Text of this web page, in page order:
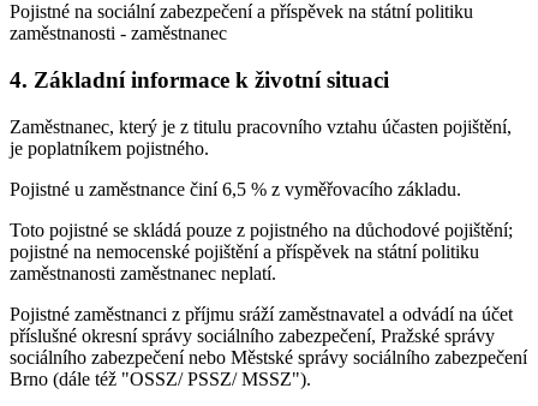
Pojistné na sociální zabezpečení a příspěvek na státní politiku
zaměstnanosti - zaměstnanec
4. Základní informace k životní situaci
Zaměstnanec, který je z titulu pracovního vztahu účasten pojištění,
je poplatníkem pojistného.
Pojistné u zaměstnance činí 6,5 % z vyměřovacího základu.
Toto pojistné se skládá pouze z pojistného na důchodové pojištění;
pojistné na nemocenské pojištění a příspěvek na státní politiku
zaměstnanosti zaměstnanec neplatí.
Pojistné zaměstnanci z příjmu sráží zaměstnavatel a odvádí na účet
příslušné okresní správy sociálního zabezpečení, Pražské správy
sociálního zabezpečení nebo Městské správy sociálního zabezpečení
Brno (dále též "OSSZ/ PSSZ/ MSSZ").